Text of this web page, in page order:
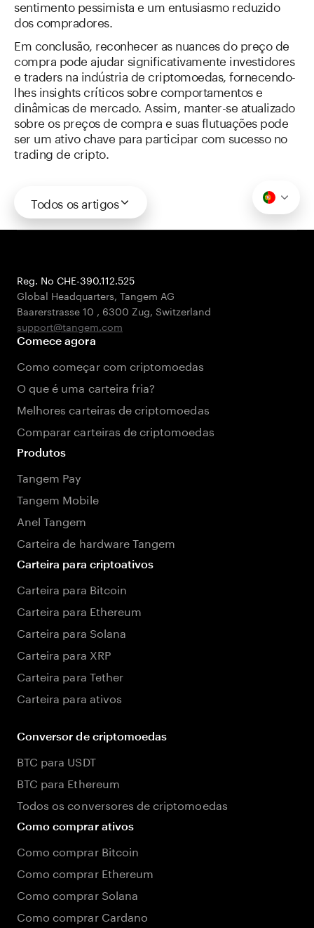
sentimento pessimista e um entusiasmo reduzido
dos compradores.
Em conclusão, reconhecer as nuances do preço de
compra pode ajudar significativamente investidores
e traders na indústria de criptomoedas, fornecendo-
lhes insights críticos sobre comportamentos e
dinâmicas de mercado. Assim, manter-se atualizado
sobre os preços de compra e suas flutuações pode
ser um ativo chave para participar com sucesso no
trading de cripto.
Todos os artigos
Reg. No CHE-390.112.525
Global Headquarters, Tangem AG
Baarerstrasse 10 , 6300 Zug, Switzerland
support@tangem.com
Comece agora
Como começar com criptomoedas
O que é uma carteira fria?
Melhores carteiras de criptomoedas
Comparar carteiras de criptomoedas
Produtos
Tangem Pay
Tangem Mobile
Anel Tangem
Carteira de hardware Tangem
Carteira para criptoativos
Carteira para Bitcoin
Carteira para Ethereum
Carteira para Solana
Carteira para XRP
Carteira para Tether
Carteira para ativos
Conversor de criptomoedas
BTC para USDT
BTC para Ethereum
Todos os conversores de criptomoedas
Como comprar ativos
Como comprar Bitcoin
Como comprar Ethereum
Como comprar Solana
Como comprar Cardano